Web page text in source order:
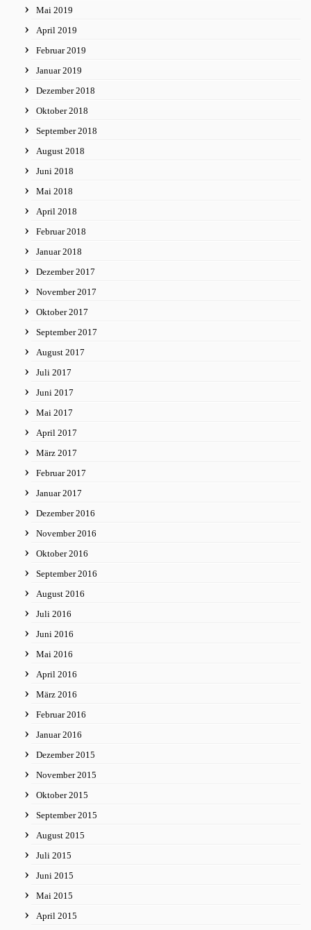
Mai 2019
April 2019
Februar 2019
Januar 2019
Dezember 2018
Oktober 2018
September 2018
August 2018
Juni 2018
Mai 2018
April 2018
Februar 2018
Januar 2018
Dezember 2017
November 2017
Oktober 2017
September 2017
August 2017
Juli 2017
Juni 2017
Mai 2017
April 2017
März 2017
Februar 2017
Januar 2017
Dezember 2016
November 2016
Oktober 2016
September 2016
August 2016
Juli 2016
Juni 2016
Mai 2016
April 2016
März 2016
Februar 2016
Januar 2016
Dezember 2015
November 2015
Oktober 2015
September 2015
August 2015
Juli 2015
Juni 2015
Mai 2015
April 2015